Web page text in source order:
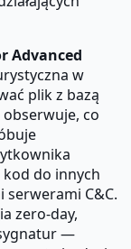
Advanced
w
plik z bazą
co
do innych
serwerami C&C.
zero-day,
—